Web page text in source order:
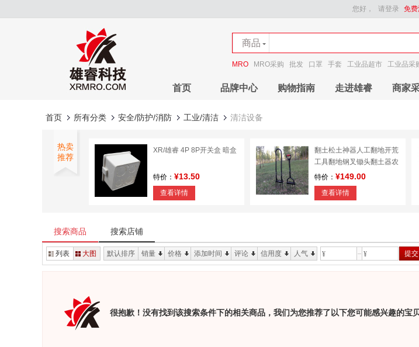
您好， 请登录 免
商品
店铺
MRO MRO采购 批发 口罩 手套 工业品超市 工业品采
首页 品牌中心 购物指南 走进雄睿 商家
首页 所有分类 安全/防护/消防 工业/清洁 清洁设备
热卖
推荐
XR/雄睿 4P 8P开关盒 暗盒
特价： ¥13.50
查看详情
翻土松土神器人工翻地开荒
工具翻地钢叉锄头翻土器农
用松土工具
特价： ¥149.00
查看详情
特价：¥2.07
查看详情
搜索商品 搜索店铺
列表 大图 默认排序 销量 价格 添加时间 评论 信用度 人气 ¥ ¥ 提交
很抱歉！没有找到该搜索条件下的相关商品，我们为您推荐了以下您可能感兴趣的宝